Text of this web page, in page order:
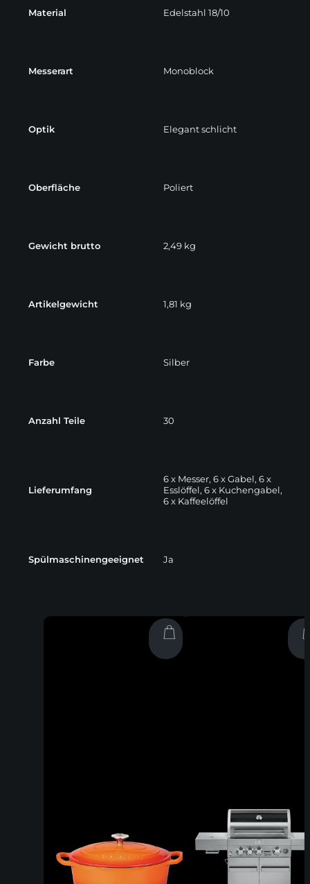
Material Edelstahl 18/10
Messerart Monoblock
Optik Elegant schlicht
Oberfläche Poliert
Gewicht brutto 2,49 kg
Artikelgewicht 1,81 kg
Farbe Silber
Anzahl Teile 30
Lieferumfang
6 x Messer, 6 x Gabel, 6 x
Esslöffel, 6 x Kuchengabel,
6 x Kaffeelöffel
Spülmaschinengeeignet Ja